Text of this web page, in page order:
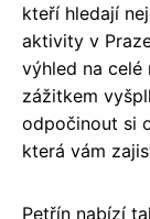
kteří hledají
aktivity v
výhled na
zážitkem
odpočinout si
která vám
Petřín nabízí